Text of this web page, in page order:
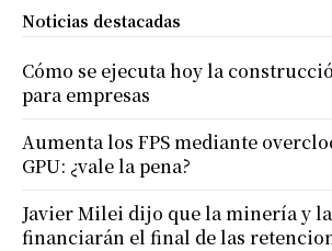
Noticias destacadas
Cómo se ejecuta hoy la
para empresas
Aumenta los FPS mediante
GPU: ¿vale la pena?
Javier Milei dijo que la minería y
financiarán el final de las